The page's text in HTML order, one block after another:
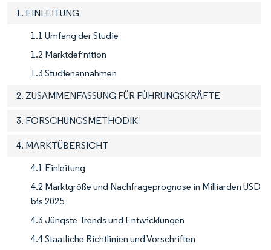
1. EINLEITUNG
1.1 Umfang der Studie
1.2 Marktdefinition
1.3 Studienannahmen
2. ZUSAMMENFASSUNG FÜR FÜHRUNGSKRÄFTE
3. FORSCHUNGSMETHODIK
4. MARKTÜBERSICHT
4.1 Einleitung
4.2 Marktgröße und Nachfrageprognose in Milliarden USD
bis 2025
4.3 Jüngste Trends und Entwicklungen
4.4 Staatliche Richtlinien und Vorschriften